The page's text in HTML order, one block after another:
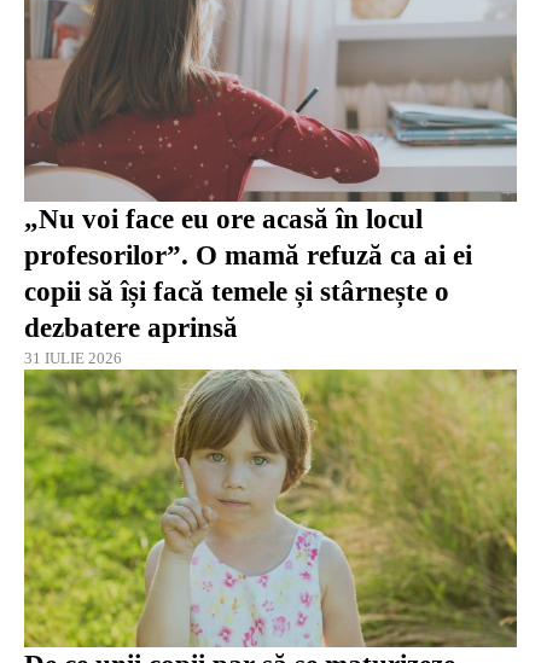
„Nu voi face eu ore acasă în locul
profesorilor”. O mamă refuză ca ai ei
copii să își facă temele și stârnește o
dezbatere aprinsă
31 IULIE 2026